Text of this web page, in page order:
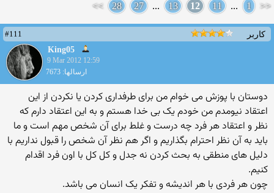
<<
1
...
11
12
13
...
27
28
>>
کاربر
#111
King05
9 Mar 2012 12:59
ارسالها: 7673
دوستان با پوزش می خوام من برای طرفداری کردن یا نکردن از این
اعتقاد نیومدم من خودم یک بی خدا هستم و به این اعتقاد دارم که
نظر و اعتقاد هر فرد چه درست و غلط برای آن شخص مهم است و ما
باید به آن نظر احترام بگذاریم و اگر هم نظر آن شخص را قبول نداریم با
دلیل های منطقی به بحث کردن نه جدل و کل کل با اون فرد اقدام
کنیم.
چون هر فردی با هر اندیشه و تفکر یک انسان می باشد.